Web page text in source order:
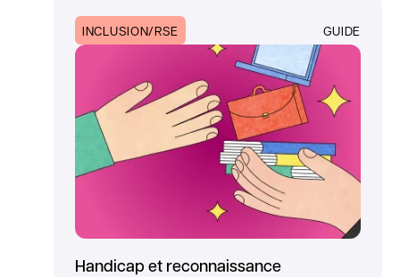
INCLUSION/RSE GUIDE
Handicap et reconnaissance